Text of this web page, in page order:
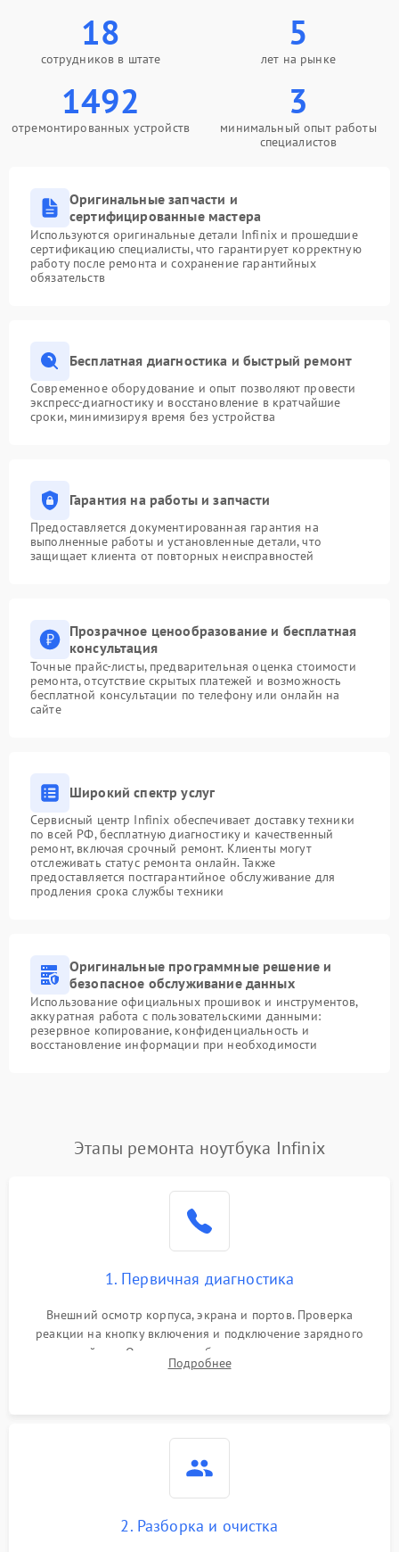
18
сотрудников в штате
5
лет на рынке
1492
отремонтированных устройств
3
минимальный опыт работы
специалистов
Оригинальные запчасти и
сертифицированные мастера
Используются оригинальные детали Infinix и прошедшие
сертификацию специалисты, что гарантирует корректную
работу после ремонта и сохранение гарантийных
обязательств
Бесплатная диагностика и быстрый ремонт
Современное оборудование и опыт позволяют провести
экспресс-диагностику и восстановление в кратчайшие
сроки, минимизируя время без устройства
Гарантия на работы и запчасти
Предоставляется документированная гарантия на
выполненные работы и установленные детали, что
защищает клиента от повторных неисправностей
Прозрачное ценообразование и бесплатная
консультация
Точные прайс-листы, предварительная оценка стоимости
ремонта, отсутствие скрытых платежей и возможность
бесплатной консультации по телефону или онлайн на
сайте
Широкий спектр услуг
Сервисный центр Infinix обеспечивает доставку техники
по всей РФ, бесплатную диагностику и качественный
ремонт, включая срочный ремонт. Клиенты могут
отслеживать статус ремонта онлайн. Также
предоставляется постгарантийное обслуживание для
продления срока службы техники
Оригинальные программные решение и
безопасное обслуживание данных
Использование официальных прошивок и инструментов,
аккуратная работа с пользовательскими данными:
резервное копирование, конфиденциальность и
восстановление информации при необходимости
Этапы ремонта ноутбука Infinix
1. Первичная диагностика
Внешний осмотр корпуса, экрана и портов. Проверка
реакции на кнопку включения и подключение зарядного
устройства. Оценка потребления тока с помощью
лабораторного блока питания для локализации проблемы.
Подробнее
2. Разборка и очистка